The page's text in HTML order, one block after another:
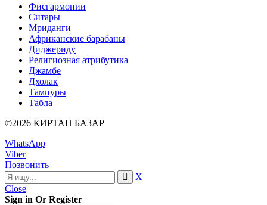
Фисгармонии
Ситары
Мриданги
Африканские барабаны
Диджериду
Религиозная атрибутика
Джамбе
Дхолак
Тампуры
Табла
©2026 КИРТАН БАЗАР
WhatsApp
Viber
Позвонить
X
Close
Sign in Or Register